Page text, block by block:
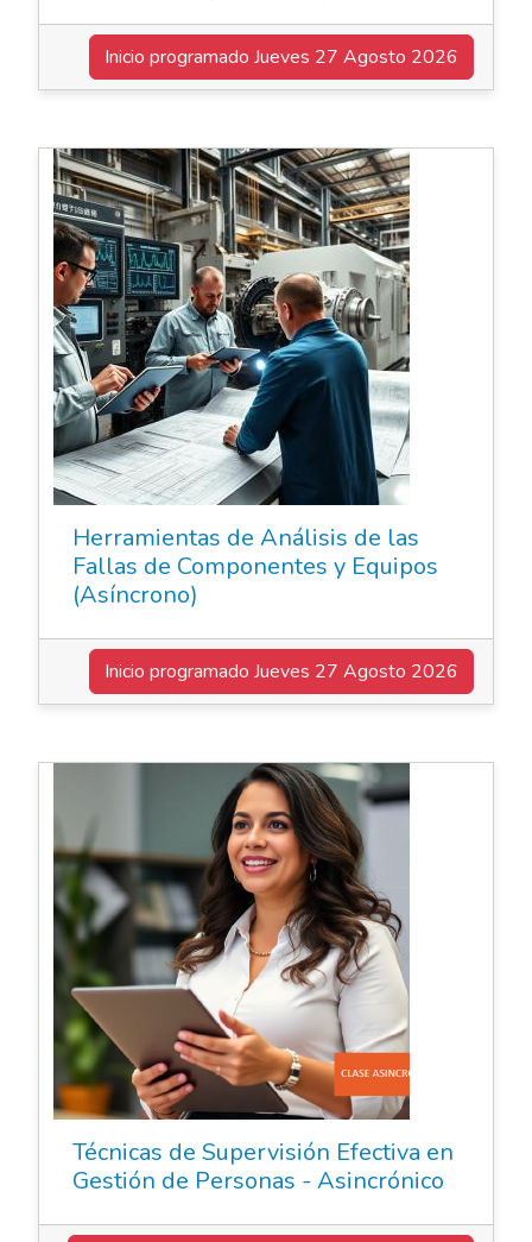
Inicio programado Jueves 27 Agosto 2026
Herramientas de Análisis de las
Fallas de Componentes y Equipos
(Asíncrono)
Inicio programado Jueves 27 Agosto 2026
Técnicas de Supervisión Efectiva en
Gestión de Personas - Asincrónico